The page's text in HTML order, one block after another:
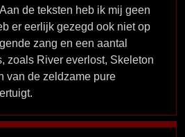
de teksten heb ik mij geen
er eerlijk gezegd ook niet op
zang en een aantal
zoals River everlost, Skeleton
van de zeldzame pure